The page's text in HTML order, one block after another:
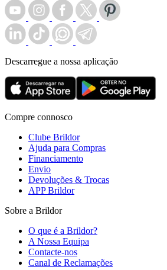
Descarregue a nossa aplicação
Compre connosco
Clube Brildor
Ajuda para Compras
Financiamento
Envio
Devoluções & Trocas
APP Brildor
Sobre a Brildor
O que é a Brildor?
A Nossa Equipa
Contacte-nos
Canal de Reclamações